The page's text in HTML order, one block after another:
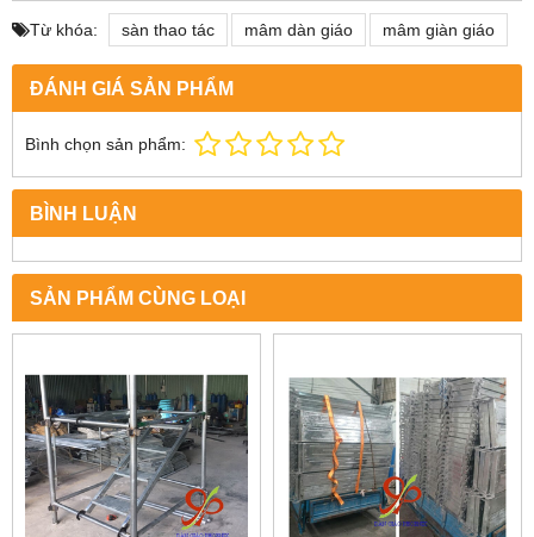
Từ khóa: sàn thao tác mâm dàn giáo mâm giàn giáo
ĐÁNH GIÁ SẢN PHẨM
Bình chọn sản phẩm:
BÌNH LUẬN
SẢN PHẨM CÙNG LOẠI